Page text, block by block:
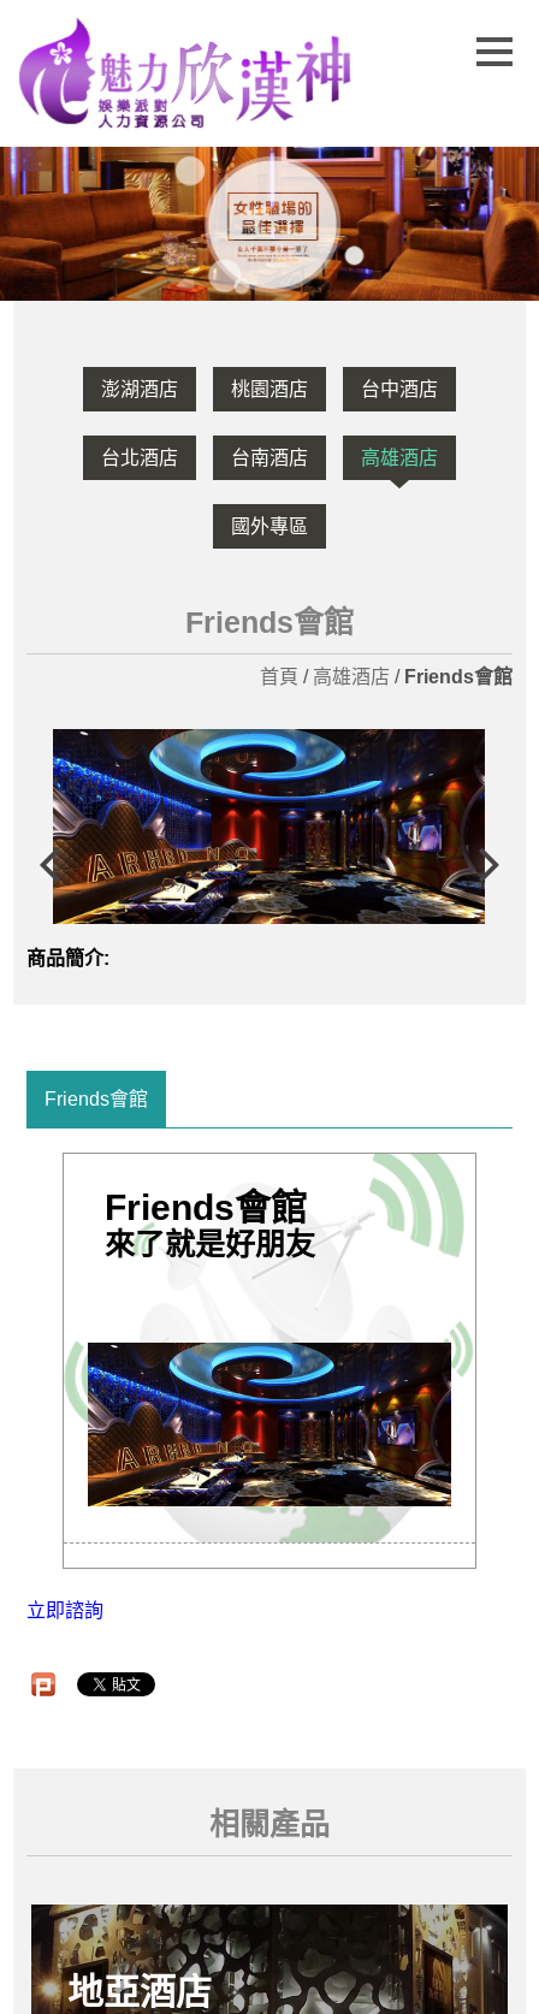
澎湖酒店 桃園酒店 台中酒店
台北酒店 台南酒店 高雄酒店
國外專區
Friends會館
首頁 / 高雄酒店 / Friends會館
商品簡介:
Friends會館
Friends會館
來了就是好朋友
立即諮詢
相關產品
地亞酒店